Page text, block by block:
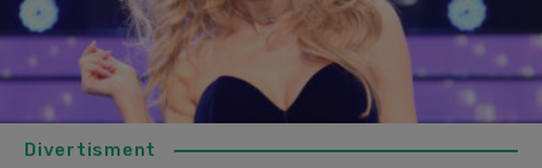
Divertisment